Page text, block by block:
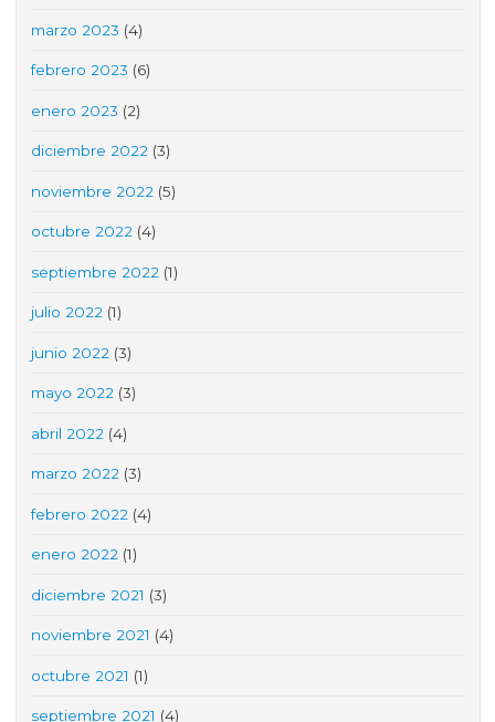
marzo 2023 (4)
febrero 2023 (6)
enero 2023 (2)
diciembre 2022 (3)
noviembre 2022 (5)
octubre 2022 (4)
septiembre 2022 (1)
julio 2022 (1)
junio 2022 (3)
mayo 2022 (3)
abril 2022 (4)
marzo 2022 (3)
febrero 2022 (4)
enero 2022 (1)
diciembre 2021 (3)
noviembre 2021 (4)
octubre 2021 (1)
septiembre 2021 (4)